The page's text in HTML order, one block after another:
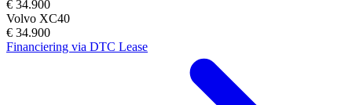
€ 34.900
Volvo XC40
€ 34.900
Financiering via DTC Lease